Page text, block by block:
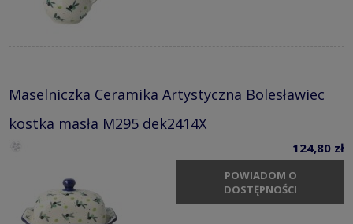
Maselniczka Ceramika Artystyczna Bolesławiec
kostka masła M295 dek2414X
124,80 zł
POWIADOM O
DOSTĘPNOŚCI